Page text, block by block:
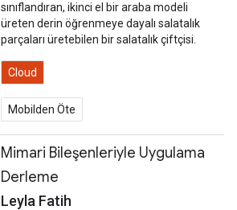
sınıflandıran, ikinci el bir araba modeli
üreten derin öğrenmeye dayalı salatalık
parçaları üretebilen bir salatalık çiftçisi.
Cloud
Mobilden Öte
Mimari Bileşenleriyle Uygulama
Derleme
Leyla Fatih